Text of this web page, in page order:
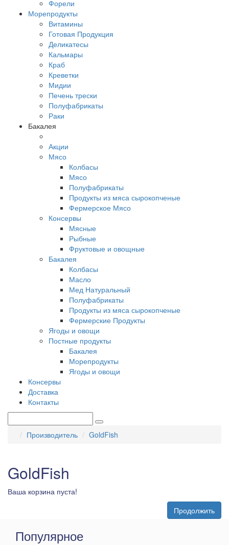
Форели
Морепродукты
Витамины
Готовая Продукция
Деликатесы
Кальмары
Краб
Креветки
Мидии
Печень трески
Полуфабрикаты
Раки
Бакалея
Акции
Мясо
Колбасы
Мясо
Полуфабрикаты
Продукты из мяса сырокопченые
Фермерское Мясо
Консервы
Мясные
Рыбные
Фруктовые и овощные
Бакалея
Колбасы
Масло
Мед Натуральный
Полуфабрикаты
Продукты из мяса сырокопченые
Фермерские Продукты
Ягоды и овощи
Постные продукты
Бакалея
Морепродукты
Ягоды и овощи
Консервы
Доставка
Контакты
Производитель GoldFish
GoldFish
Ваша корзина пуста!
Продолжить
Популярное